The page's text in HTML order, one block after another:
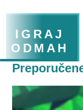
IGRAJ
ODMAH